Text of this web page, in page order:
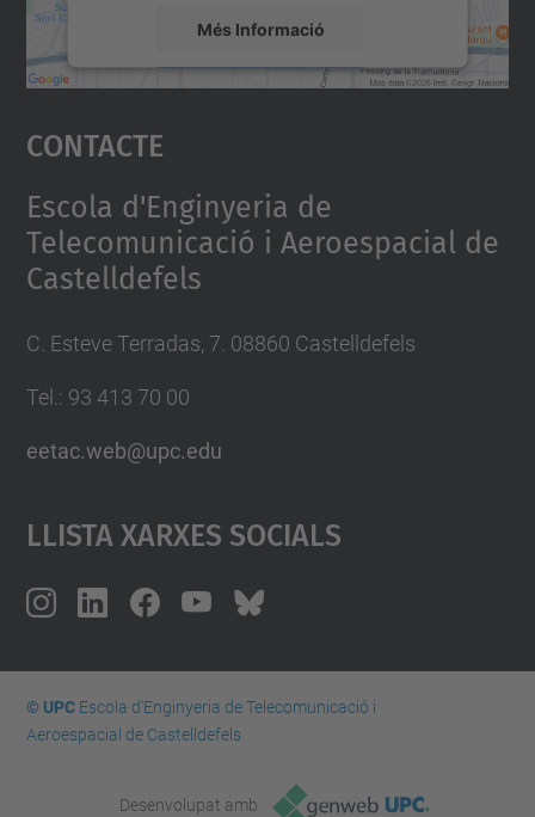
Més Informació
Accepta
powered by
Contacte
Escola d'Enginyeria de
Telecomunicació i Aeroespacial de
Castelldefels
C. Esteve Terradas, 7. 08860 Castelldefels
Tel.: 93 413 70 00
eetac.web@upc.edu
Llista Xarxes Socials
© UPCEscola d'Enginyeria de Telecomunicació i
Aeroespacial de Castelldefels
Desenvolupat amb